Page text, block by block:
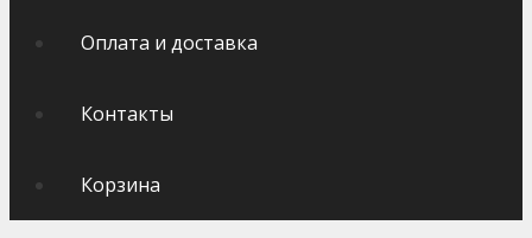
Оплата и доставка
Контакты
Корзина